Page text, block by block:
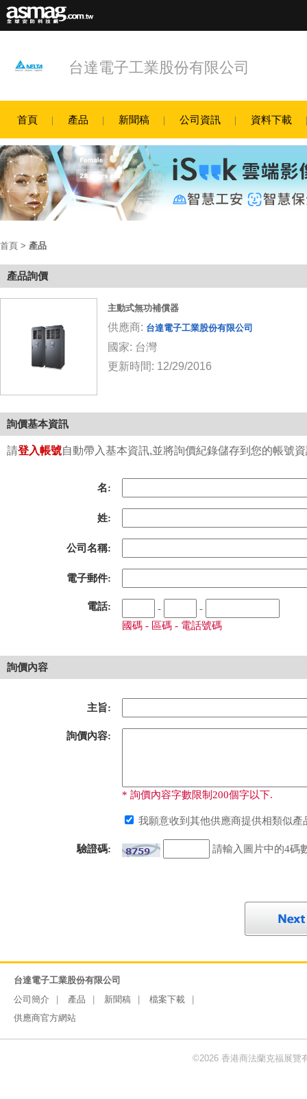
台達電子工業股份有限公司
首頁 產品 新聞稿 公司資訊 資料下載
首頁 > 產品
產品詢價
主動式無功補償器
供應商: 台達電子工業股份有限公司
國家: 台灣
更新時間: 12/29/2016
詢價基本資訊
請登入帳號自動帶入基本資訊,並將詢價紀錄儲存到您的帳號
名:
姓:
公司名稱:
電子郵件:
電話: -
-
國碼 - 區碼 - 電話號碼
詢價內容
主旨:
詢價內容:
* 詢價內容字數限制200個字以下.
我願意收到其他供應商提供相類似產
驗證碼: 請輸入圖片中的4碼
台達電子工業股份有限公司
公司簡介
產品 新聞稿
檔案下載
供應商官方網站
©2026 香港商法蘭克福展覽